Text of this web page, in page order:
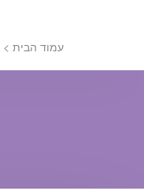
עמוד הבית >